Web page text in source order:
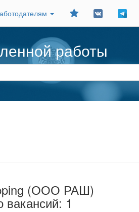
Добавить
работы
(ООО РАШ)
вакансий: 1